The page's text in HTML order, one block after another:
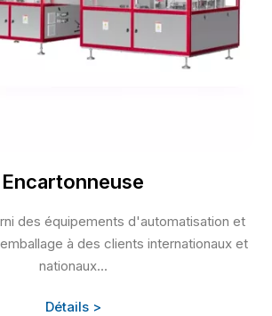
Encartonneuse
des équipements d'automatisation et
à des clients internationaux et
nationaux...
Détails >